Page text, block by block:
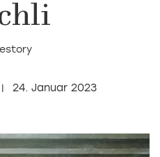
24. Januar 2023